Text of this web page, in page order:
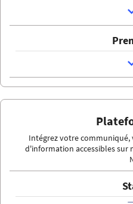
Intégrez votre communiqué,
d'information accessibles sur